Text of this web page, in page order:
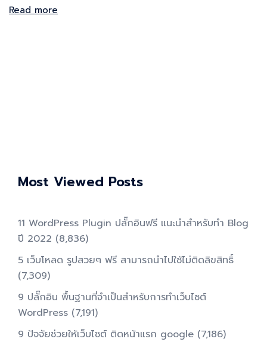
Read more
Most Viewed Posts
11 WordPress Plugin ปลั๊กอินฟรี แนะนำสำหรับทำ Blog
ปี 2022 (8,836)
5 เว็บโหลด รูปสวยๆ ฟรี สามารถนำไปใช้ไม่ติดลิขสิทธิ์
(7,309)
9 ปลั๊กอิน พื้นฐานที่จำเป็นสำหรับการทําเว็บไซต์
WordPress (7,191)
9 ปัจจัยช่วยให้เว็บไซต์ ติดหน้าแรก google (7,186)